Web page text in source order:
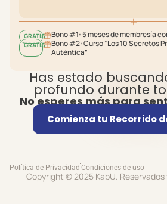
Bono #1: 5 meses de membresía
GRATIS
Bono #2: Curso “Los 10 Secretos
Auténtica”
GRATIS
Has estado
profundo durante
No esperes más para
Comienza tu Recorrido
Copyright © 2025 KabU. Reservados
Política de Privacidad Condiciones de uso